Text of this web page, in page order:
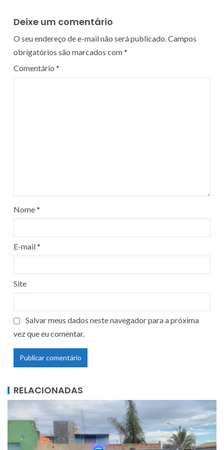
Deixe um comentário
O seu endereço de e-mail não será publicado. Campos
obrigatórios são marcados com*
Comentário *
Nome*
E-mail*
Site
Salvar meus dados neste navegador para a próxima
vez que eu comentar.
RELACIONADAS